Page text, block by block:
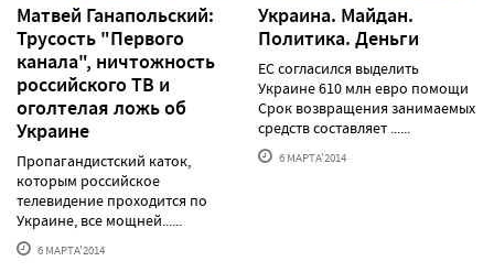
Матвей Ганапольский:
Трусость "Первого
канала", ничтожность
российского ТВ и
оголтелая ложь об
Украине
Пропагандистский каток,
которым российское
телевидение проходится по
Украине, все мощней......
6 МАРТА'2014
Украина. Майдан.
Политика. Деньги
ЕС согласился выделить
Украине 610 млн евро помощи
Срок возвращения занимаемых
средств составляет ......
6 МАРТА'2014